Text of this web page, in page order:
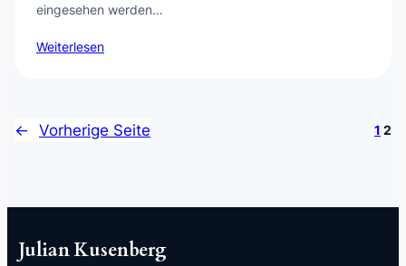
eingesehen werden…
Weiterlesen
← Vorherige Seite 1 2
Julian Kusenberg